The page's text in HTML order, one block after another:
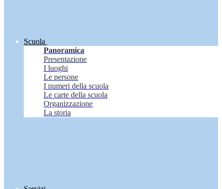
Scuola
Panoramica
Presentazione
I luoghi
Le persone
I numeri della scuola
Le carte della scuola
Organizzazione
La storia